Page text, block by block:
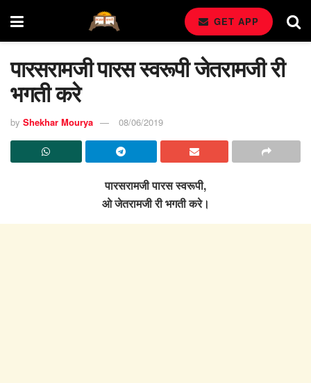
GET APP
पारसरामजी पारस स्वरूपी जेतरामजी री
भगती करे
by Shekhar Mourya 08/06/2019
पारसरामजी पारस स्वरूपी,
ओ जेतरामजी री भगती करे।